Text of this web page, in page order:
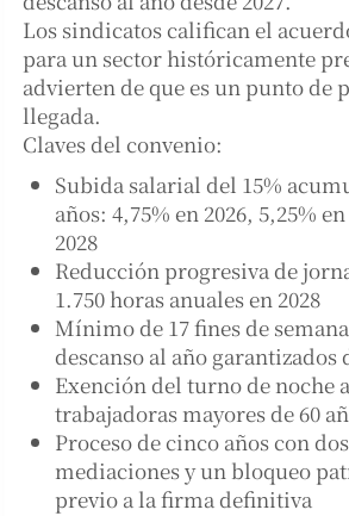
Los sindicatos califican el
para un sector históricamente
advierten de que es un punto de
llegada.
Claves del convenio:
Subida salarial del 15%
años: 4,75% en 2026, 5,25%
2028
Reducción progresiva de
1.750 horas anuales en 2028
Mínimo de 17 fines de
descanso al año garantizados
Exención del turno de noche
trabajadoras mayores de 60
Proceso de cinco años con
mediaciones y un bloqueo
previo a la firma definitiva